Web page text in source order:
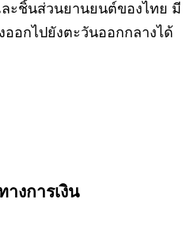
ะชิ้นส่วนยานยนต์ของไทย มี
อกไปยังตะวันออกกลางได้
งการเงิน